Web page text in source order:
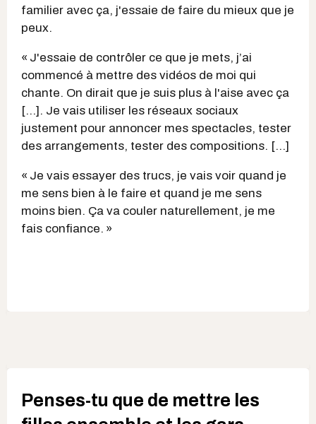
familier avec ça, j'essaie de faire du mieux que je
peux.
« J'essaie de contrôler ce que je mets, j’ai
commencé à mettre des vidéos de moi qui
chante. On dirait que je suis plus à l'aise avec ça
[…]. Je vais utiliser les réseaux sociaux
justement pour annoncer mes spectacles, tester
des arrangements, tester des compositions. […]
« Je vais essayer des trucs, je vais voir quand je
me sens bien à le faire et quand je me sens
moins bien. Ça va couler naturellement, je me
fais confiance. »
Penses-tu que de mettre les